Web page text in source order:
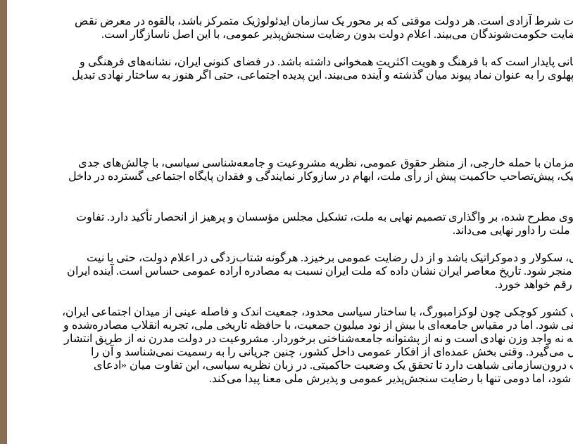
شرط آزادی است. هر دولت موقتی که بر محور یک سازمان ایدئولوژیک متمرکز باشد، بالقوه در معرض نقض
حکومت‌شوندگان می‌بیند. اعلام دولت بدون رضایت سنجش‌پذیر عمومی، با این اصل ناسازگار است.
پایدار است که با فرهنگ و هویت اکثریت همخوانی داشته باشد. در فضای کنونی ایران، نشانه‌های فرهنگی و
به عنوان نماد پیوند میان گذشته و آینده می‌بیند. این پدیده اجتماعی، حتی اگر هنوز به ساختار نهادی تبدیل
با حمله خارجی، از منظر حقوق عمومی، نظریه مشروعیت و جامعه‌شناسی سیاسی، با چالش‌های جدی
پیش‌تصاحب حاکمیت پیش از رأی ملت، ابهام در سازوکار نمایندگی و فقدان پایگاه اجتماعی گسترده در داخل
مطرح شده، بر واگذاری تصمیم نهایی به ملت، تشکیل مجلس مؤسسان و پرهیز از انحصار تأکید دارد. تفاوت
را داور نهایی می‌داند.
سکولار و دموکراتیک باشد و از دل رضایت عمومی برخیزد. هرگونه شتاب‌زدگی در اعلام دولت، حتی با نیت
منجر شود. تاریخ معاصر ایران نشان داده که ملت ایران نسبت به مصادره اراده عمومی حساس است. آینده ایران
رقم خواهد خورد.
کشور کوچکی چون لوکزامبورگ، با ساختار سیاسی محدود، جمعیت اندک و فاصله عینی از میدان اجتماعی ایران،
شود. اما در مقیاس جامعه‌ای با بیش از نود میلیون جمعیت، با حافظه تاریخی ملی، تجربه انقلاب مصادره‌شده و
واجد وزن نهادی است و نه از پشتوانه جامعه‌شناختی برخوردار. مشروعیت در دولت مدرن نه از طریق انتشار
می‌گیرد. وقتی بخش عمده‌ای از افکار عمومی داخل کشور، چنین جریانی را به رسمیت نمی‌شناسد و آن را
درون‌سازمانی شباهت دارد تا تحقق یک وضعیت حاکمیتی. در زبان نظریه سیاسی، این تفاوت میان «ادعای
اما دومی تنها با رضایت سنجش‌پذیر عمومی و پذیرش ملی معنا پیدا می‌کند.